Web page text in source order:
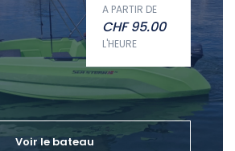
A PARTIR DE
CHF95.00
L'HEURE
Voir le bateau